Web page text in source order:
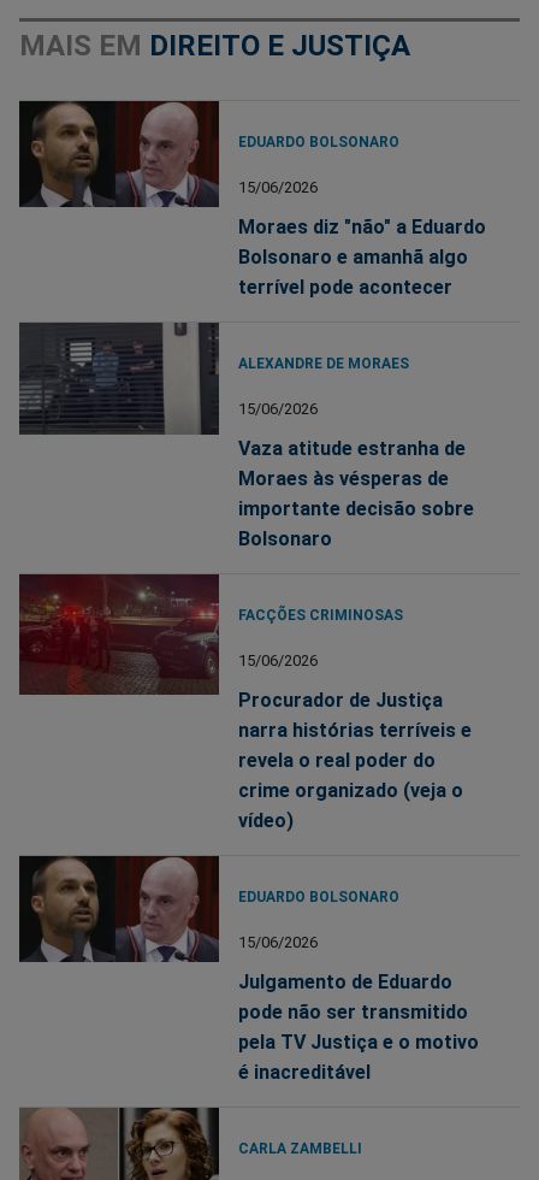
MAIS EM DIREITO E JUSTIÇA
EDUARDO BOLSONARO
15/06/2026
Moraes diz "não" a Eduardo
Bolsonaro e amanhã algo
terrível pode acontecer
ALEXANDRE DE MORAES
15/06/2026
Vaza atitude estranha de
Moraes às vésperas de
importante decisão sobre
Bolsonaro
FACÇÕES CRIMINOSAS
15/06/2026
Procurador de Justiça
narra histórias terríveis e
revela o real poder do
crime organizado (veja o
vídeo)
EDUARDO BOLSONARO
15/06/2026
Julgamento de Eduardo
pode não ser transmitido
pela TV Justiça e o motivo
é inacreditável
CARLA ZAMBELLI